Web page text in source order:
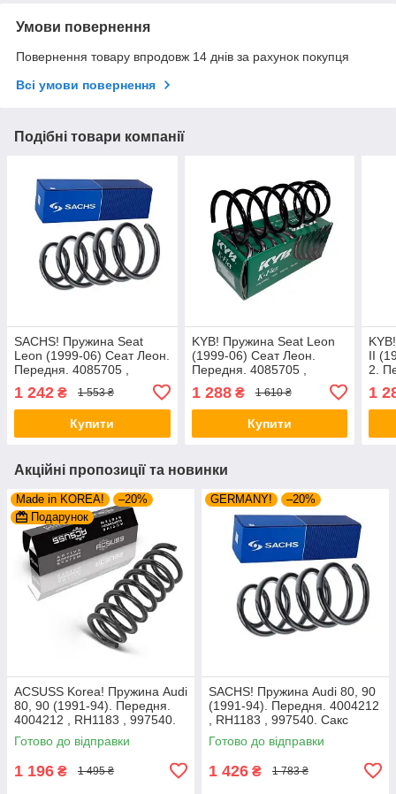
Умови повернення
Повернення товару впродовж 14 днів за рахунок покупця
Всі умови повернення
Подібні товари компанії
SACHS! Пружина Seat
Leon (1999-06) Сеат Леон.
Передня. 4085705 ,
1 242 ₴ 1 553 ₴
Купити
KYB! Пружина Seat Leon
(1999-06) Сеат Леон.
Передня. 4085705 ,
RC3446 , 997812. Каяба
1 288₴ 1 610 ₴
Купити
II
2.
1
Акційні пропозиції та новинки
Made in KOREA!
–20%
Подарунок
ACSUSS Korea! Пружина Audi
80, 90 (1991-94). Передня.
4004212 , RH1183 , 997540.
Аксусс Корея
Готово до відправки
1 196 ₴ 1 495 ₴
GERMANY! –20%
SACHS! Пружина Audi 80, 90
(1991-94). Передня. 4004212
, RH1183 , 997540. Сакс
Готово до відправки
1 426 ₴ 1 783 ₴